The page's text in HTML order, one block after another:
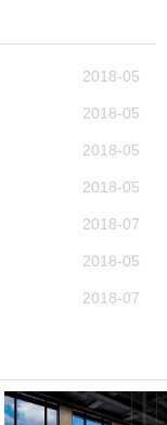
2018-05
2018-05
2018-05
2018-05
2018-07
2018-05
2018-07